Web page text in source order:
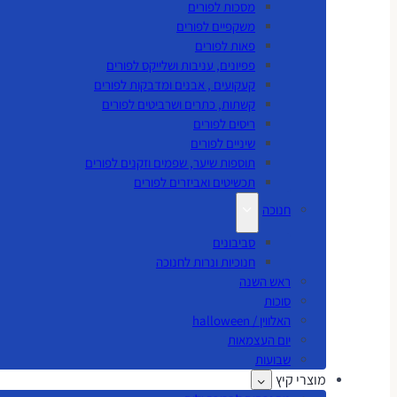
מסכות לפורים
משקפיים לפורים
פאות לפורים
פפיונים, עניבות ושלייקס לפורים
קעקועים , אבנים ומדבקות לפורים
קשתות, כתרים ושרביטים לפורים
ריסים לפורים
שיניים לפורים
תוספות שיער, שפמים וזקנים לפורים
תכשיטים ואביזרים לפורים
חנוכה
סביבונים
חנוכיות ונרות לחנוכה
ראש השנה
סוכות
האלווין / halloween
יום העצמאות
שבועות
מוצרי קיץ